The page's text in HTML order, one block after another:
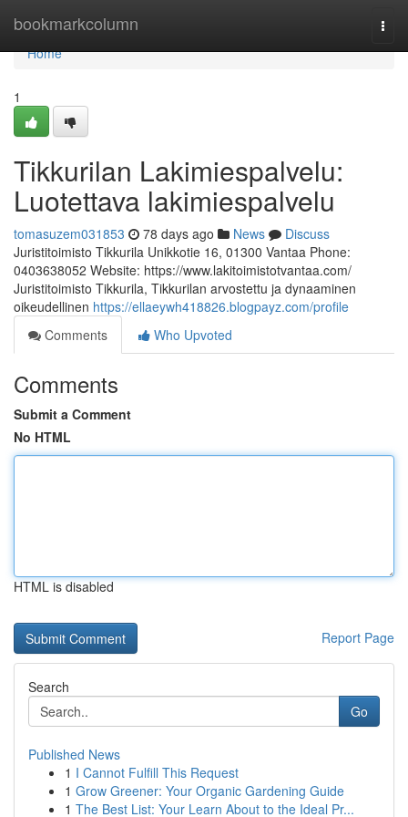
bookmarkcolumn
Home
Home
1
Tikkurilan Lakimiespalvelu:
Luotettava lakimiespalvelu
tomasuzem031853 78 days ago News
Discuss
Juristitoimisto Tikkurila Unikkotie 16, 01300 Vantaa Phone:
0403638052 Website: https://www.lakitoimistotvantaa.com/
Juristitoimisto Tikkurila, Tikkurilan arvostettu ja dynaaminen
oikeudellinen https://ellaeywh418826.blogpayz.com/profile
Comments
Who Upvoted
Comments
Submit a Comment
No HTML
HTML is disabled
Report Page
Search
Go
Published News
1 I Cannot Fulfill This Request
1 Grow Greener: Your Organic Gardening Guide
1 The Best List: Your Learn About to the Ideal Pr...